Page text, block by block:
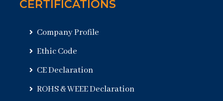
CERTIFICATIONS
Company Profile
Ethic Code
CE Declaration
ROHS & WEEE Declaration